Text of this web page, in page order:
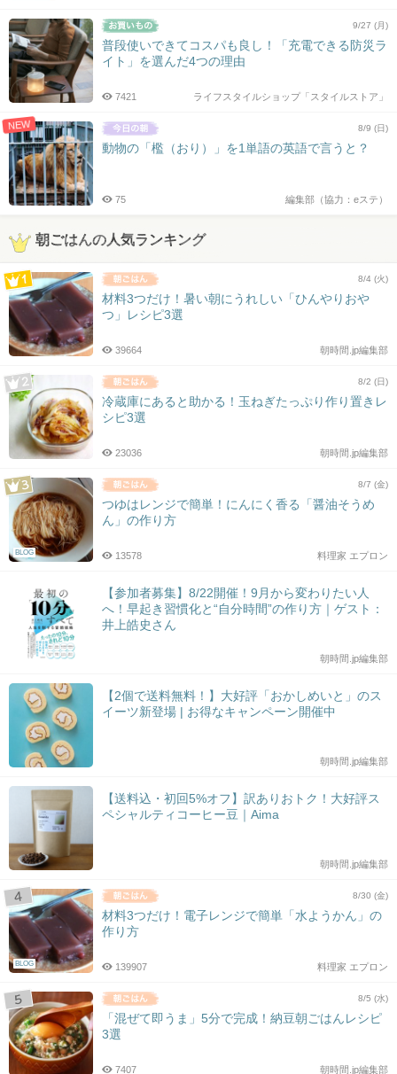
9/27 (月)
普段使いできてコスパも良し！「充電できる防災ラ
イト」を選んだ4つの理由
ライフスタイルショップ「スタイルストア」
7421
NEW 8/9 (日)
動物の「檻（おり）」を1単語の英語で言うと？
編集部（協力：eステ）
75
朝ごはんの人気ランキング
8/4 (火)
材料3つだけ！暑い朝にうれしい「ひんやりおや
つ」レシピ3選
朝時間.jp編集部
39664
8/2 (日)
冷蔵庫にあると助かる！玉ねぎたっぷり作り置きレ
シピ3選
朝時間.jp編集部
23036
BLOG
8/7 (金)
つゆはレンジで簡単！にんにく香る「醤油そうめ
ん」の作り方
料理家 エプロン
13578
【参加者募集】8/22開催！9月から変わりたい人
へ！早起き習慣化と“自分時間”の作り方｜ゲスト：
井上皓史さん
朝時間.jp編集部
【2個で送料無料！】大好評「おかしめいと」のス
イーツ新登場 | お得なキャンペーン開催中
朝時間.jp編集部
【送料込・初回5%オフ】訳ありおトク！大好評ス
ペシャルティコーヒー豆｜Aima
朝時間.jp編集部
BLOG
8/30 (金)
材料3つだけ！電子レンジで簡単「水ようかん」の
作り方
料理家 エプロン
139907
8/5 (水)
「混ぜて即うま」5分で完成！納豆朝ごはんレシピ
3選
朝時間.jp編集部
7407